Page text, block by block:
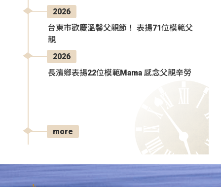
2026
台東市歡慶溫馨父親節！ 表揚71位模範父
親
2026
長濱鄉表揚22位模範Mama 感念父親辛勞
more